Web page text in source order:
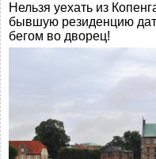
Нельзя уехать из
бывшую резиденцию
бегом во дворец!